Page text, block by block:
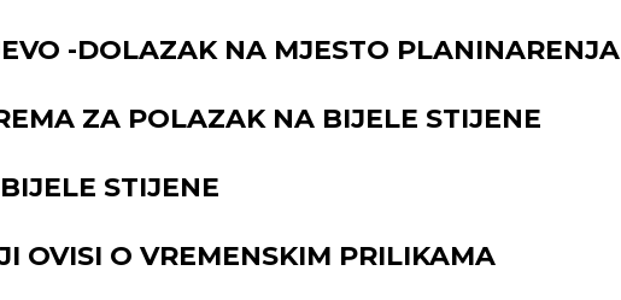
-DOLAZAK NA MJESTO PLANINARENJA
ZA POLAZAK NA BIJELE STIJENE
STIJENE
OVISI O VREMENSKIM PRILIKAMA